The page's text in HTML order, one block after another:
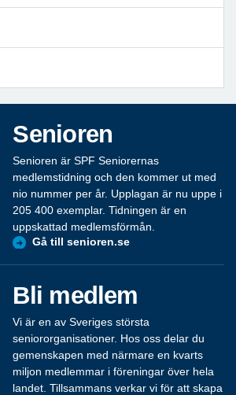
Senioren
Senioren är SPF Seniorernas
medlemstidning och den kommer ut med
nio nummer per år. Upplagan är nu uppe i
205 400 exemplar. Tidningen är en
uppskattad medlemsförmån.
Gå till senioren.se
Bli medlem
Vi är en av Sveriges största
seniororganisationer. Hos oss delar du
gemenskapen med närmare en kvarts
miljon medlemmar i föreningar över hela
landet. Tillsammans verkar vi för att skapa